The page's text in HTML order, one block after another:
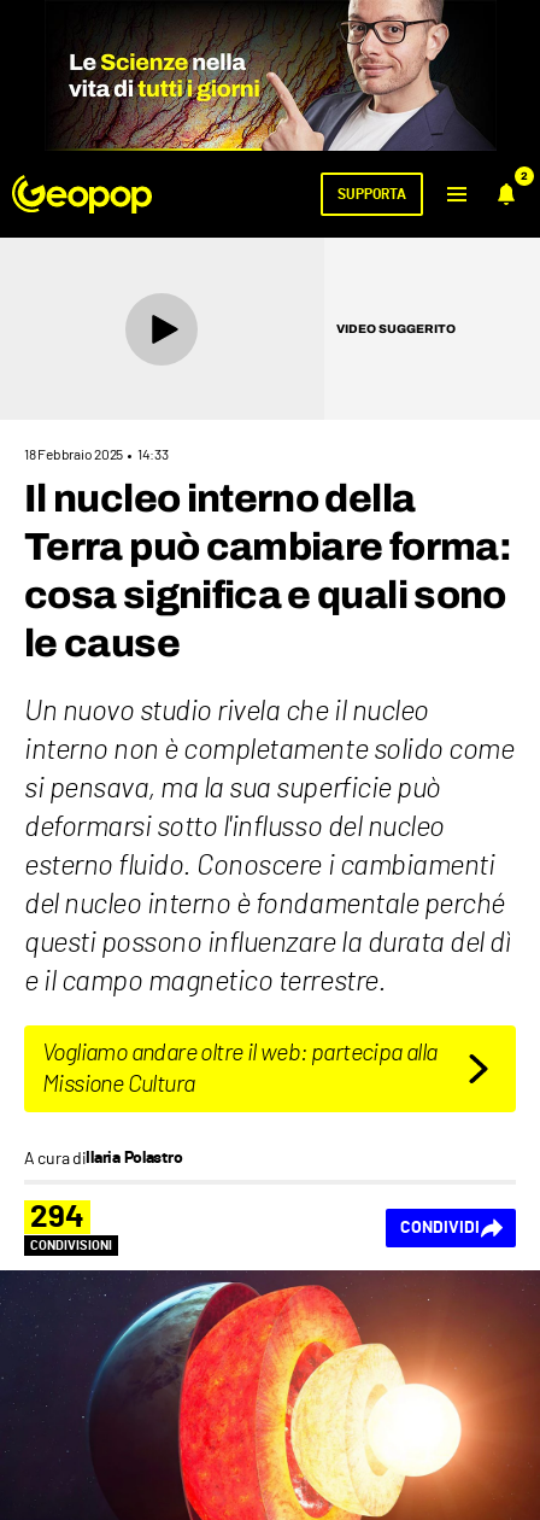
2
SUPPORTA
VIDEO SUGGERITO
18 Febbraio 2025 14:33
Il nucleo interno della
Terra può cambiare forma:
cosa significa e quali sono
le cause
Un nuovo studio rivela che il nucleo
interno non è completamente solido come
si pensava, ma la sua superficie può
deformarsi sotto l'influsso del nucleo
esterno fluido. Conoscere i cambiamenti
del nucleo interno è fondamentale perché
questi possono influenzare la durata del dì
e il campo magnetico terrestre.
Vogliamo andare oltre il web: partecipa alla
Missione Cultura
A cura di Ilaria Polastro
294
CONDIVISIONI
CONDIVIDI